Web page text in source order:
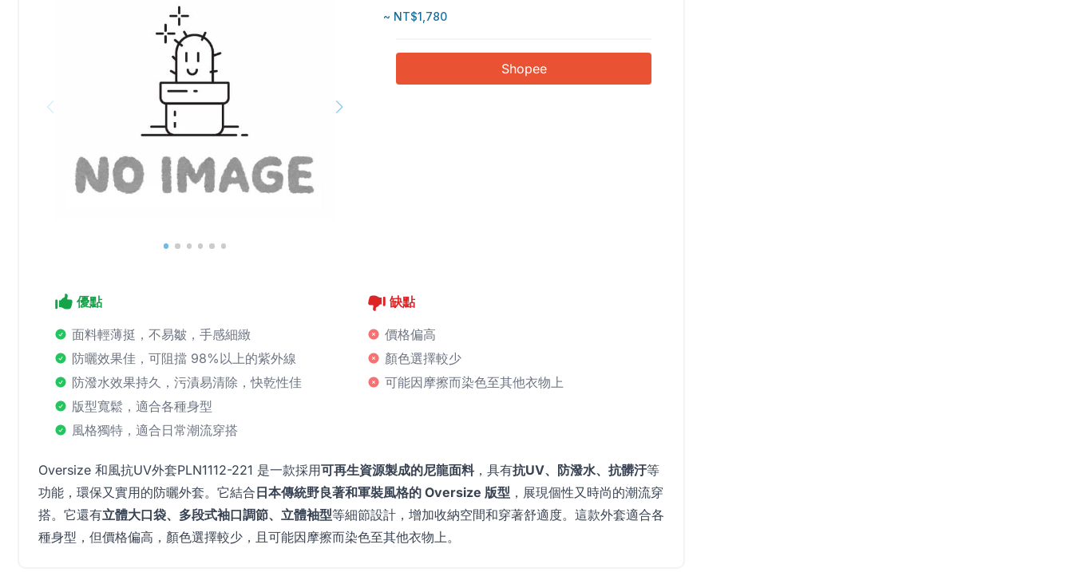
~ NT$1,780
Shopee
優點
面料輕薄挺，不易皺，手感細緻
防曬效果佳，可阻擋 98%以上的紫外線
防潑水效果持久，污漬易清除，快乾性佳
版型寬鬆，適合各種身型
風格獨特，適合日常潮流穿搭
缺點
價格偏高
顏色選擇較少
可能因摩擦而染色至其他衣物上
Oversize 和風抗UV外套PLN1112-221 是一款採用可再生資源製成的尼龍面料，具有抗UV、防潑水、抗髒汙等
功能，環保又實用的防曬外套。它結合 日本傳統野良著和軍裝風格的 Oversize 版型 ，展現個性又時尚的潮流穿
搭。它還有立體大口袋、多段式袖口調節、立體袖型等細節設計，增加收納空間和穿著舒適度。這款外套適合各
種身型，但價格偏高，顏色選擇較少，且可能因摩擦而染色至其他衣物上。